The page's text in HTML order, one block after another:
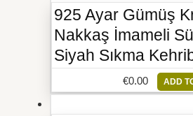
925 Ayar Gümüş
Nakkaş İmameli
Siyah Sıkma
€0.00 ADD